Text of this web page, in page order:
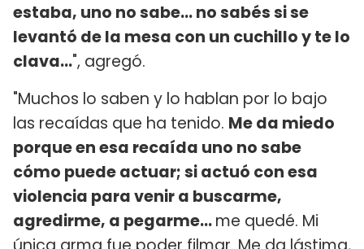
estaba, uno no sabe... no sabés si se
levantó de la mesa con un cuchillo y te lo
clava...", agregó.
"Muchos lo saben y lo hablan por lo bajo
las recaídas que ha tenido. Me da miedo
porque en esa recaída uno no sabe
cómo puede actuar; si actuó con esa
violencia para venir a buscarme,
agredirme, a pegarme...me quedé. Mi